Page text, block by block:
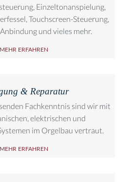
Einzeltonanspielung,
Touchscreen-Steuerung,
und vieles mehr.
MEHR ERFAHREN
& Reparatur
Fachkenntnis sind wir mit
elektrischen und
im Orgelbau vertraut.
MEHR ERFAHREN